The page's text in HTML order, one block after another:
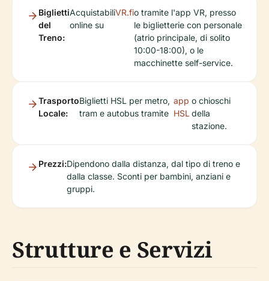
Biglietti
del
Treno:
Acquistabili
online su
VR.fio tramite l'app VR, presso
le biglietterie con personale
(atrio principale, di solito
10:00-18:00), o le
macchinette self-service.
Trasporto
Locale:
Biglietti HSL per metro,
tram e autobus tramite
app
HSL
o chioschi
della
stazione.
Prezzi:Dipendono dalla distanza, dal tipo di treno e
dalla classe. Sconti per bambini, anziani e
gruppi.
Strutture e Servizi